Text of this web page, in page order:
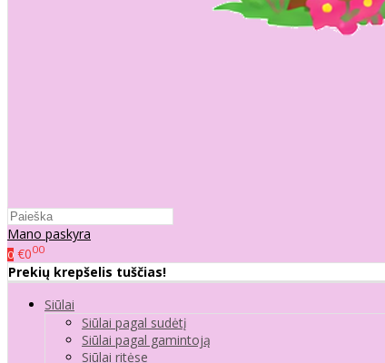
Mano paskyra
0 €000
Prekių krepšelis tuščias!
Siūlai
Siūlai pagal sudėtį
Siūlai pagal gamintoją
Siūlai ritėse